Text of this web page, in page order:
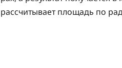
площадь по